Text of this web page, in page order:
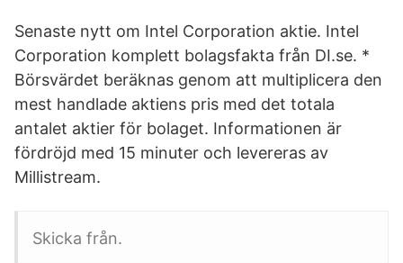
Senaste nytt om Intel Corporation aktie. Intel
Corporation komplett bolagsfakta från DI.se. *
Börsvärdet beräknas genom att multiplicera den
mest handlade aktiens pris med det totala
antalet aktier för bolaget. Informationen är
fördröjd med 15 minuter och levereras av
Millistream.
Skicka från.